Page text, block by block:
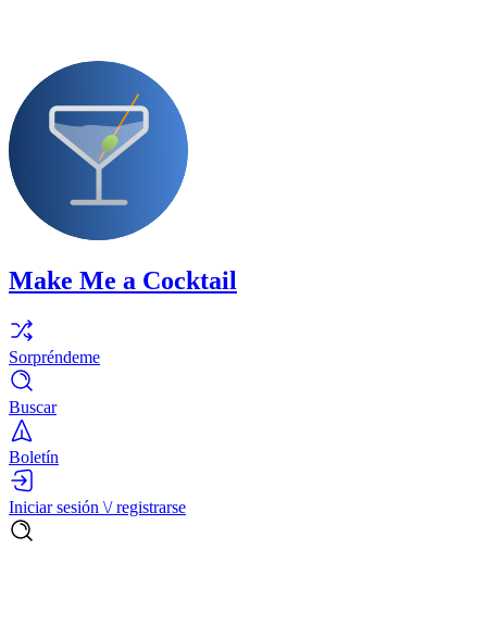
Make Me a Cocktail
Sorpréndeme
Buscar
Boletín
Iniciar sesión \/ registrarse